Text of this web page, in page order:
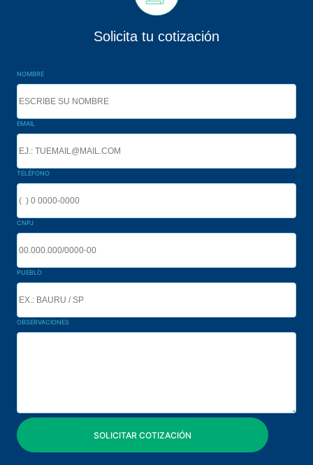
Solicita tu cotización
NOMBRE
EMAIL
TELÉFONO
CNPJ
PUEBLO
OBSERVACIONES